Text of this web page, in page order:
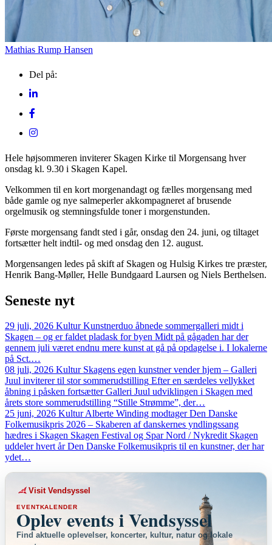
Mathias Rump Hansen
Del på:
Hele højsommeren inviterer Skagen Kirke til Morgensang hver
onsdag kl. 9.30 i Skagen Kapel.
Velkommen til en kort morgenandagt og fælles morgensang med
både gamle og nye salmeperler akkompagneret af brusende
orgelmusik og stemningsfulde toner i morgenstunden.
Første morgensang fandt sted i går, onsdag den 24. juni, og tiltaget
fortsætter helt indtil- og med onsdag den 12. august.
Morgensangen ledes på skift af Skagen og Hulsig Kirkes tre præster,
Henrik Bang-Møller, Helle Bundgaard Laursen og Niels Berthelsen.
Seneste nyt
29 juli, 2026 Kultur Kunstnerduo åbnede sommergalleri midt i
Skagen – og er faldet pladask for byen Midt på gågaden har der
gennem juli været endnu mere kunst at gå på opdagelse i. I lokalerne
på Sct.…
08 juli, 2026 Kultur Skagens egen kunstner vender hjem – Galleri
Juul inviterer til stor sommerudstilling Efter en særdeles vellykket
åbning i påsken fortsætter Galleri Juul udviklingen i Skagen med
årets store sommerudstilling “Stille Strømme”, der…
25 juni, 2026 KulturAlberte Winding modtager Den Danske
Folkemusikpris 2026 – Skaberen af danskernes yndlingssang
hædres i Skagen Skagen Festival og Spar Nord / Nykredit Skagen
uddeler hvert år Den Danske Folkemusikpris til en kunstner, der har
ydet…
Visit Vendsyssel
EVENTKALENDER
Oplev events i Vendsyssel
Find aktuelle oplevelser, koncerter, kultur, natur og lokale